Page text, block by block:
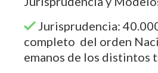
Jurisprudencia:
completo del orden
emanos de los distintos